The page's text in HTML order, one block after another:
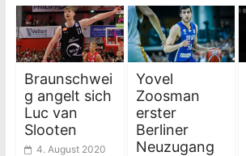
Braunschwei
g angelt sich
Luc van
Slooten
4. August 2020
Yovel
Zoosman
erster
Berliner
Neuzugang